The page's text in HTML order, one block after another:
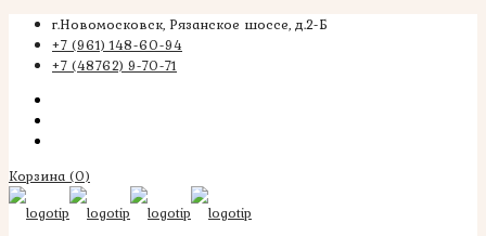
г.Новомосковск, Рязанское шоссе, д.2-Б
+7 (961) 148-60-94
+7 (48762) 9-70-71
Корзина (0)